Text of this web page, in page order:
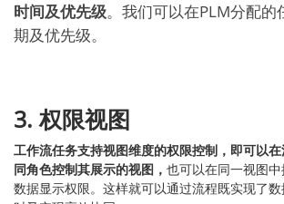
时间及优先级。我们可以在PLM分配的
期及优先级。
3. 权限视图
工作流任务支持视图维度的权限控制，即可以
同角色控制其展示的视图， 也可以在同一视图
数据显示权限。这样就可以通过流程既实现了